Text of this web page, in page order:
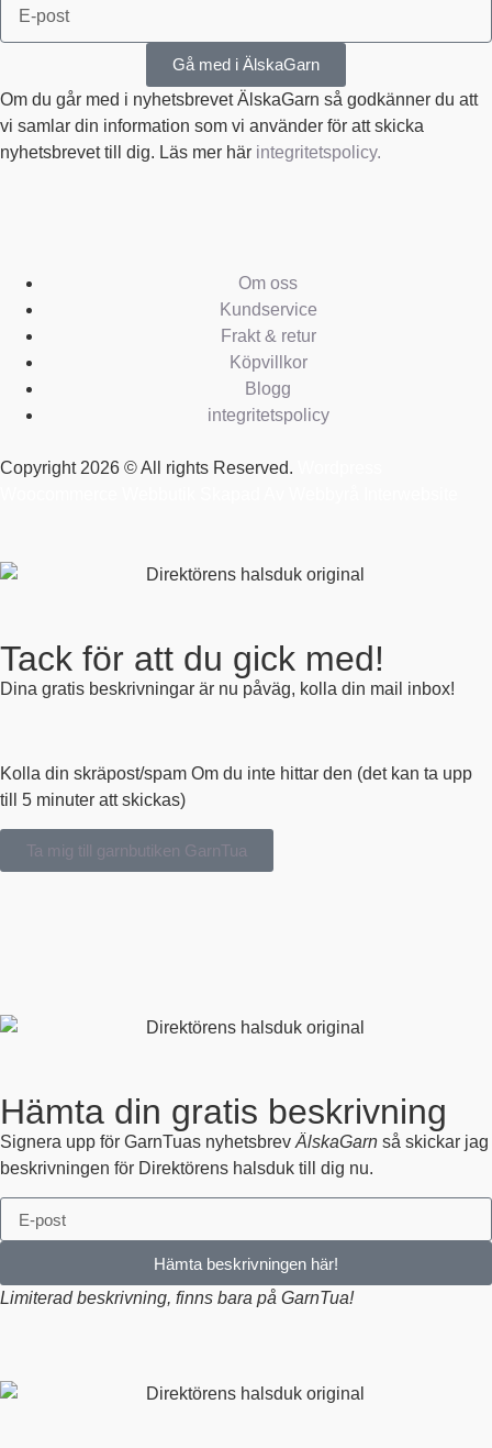
Gå med i ÄlskaGarn
Om du går med i nyhetsbrevet ÄlskaGarn så godkänner du att
vi samlar din information som vi använder för att skicka
nyhetsbrevet till dig. Läs mer här integritetspolicy.
Om oss
Kundservice
Frakt & retur
Köpvillkor
Blogg
integritetspolicy
Copyright 2026 © All rights Reserved.
Tack för att du gick med!
Dina gratis beskrivningar är nu påväg, kolla din mail inbox!
Kolla din skräpost/spam Om du inte hittar den (det kan ta upp
till 5 minuter att skickas)
Ta mig till garnbutiken GarnTua
Hämta din gratis beskrivning
Signera upp för GarnTuas nyhetsbrev ÄlskaGarn så skickar jag
beskrivningen för Direktörens halsduk till dig nu.
Hämta beskrivningen här!
Limiterad beskrivning, finns bara på GarnTua!